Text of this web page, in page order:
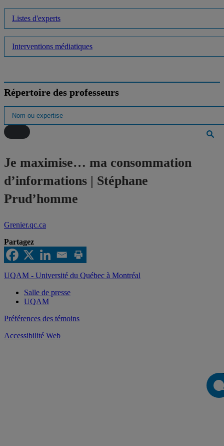
Listes d'experts
Interventions médiatiques
Répertoire des professeurs
Je maximise… ma consommation
d’informations | Stéphane
Prud’homme
Grenier.qc.ca
Partagez
UQAM - Université du Québec à Montréal
Salle de presse
UQAM
Préférences des témoins
Accessibilité Web